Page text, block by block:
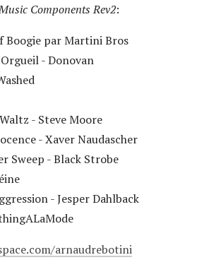
Components Rev2:
Boogie par Martini Bros
- Donovan
- Steve Moore
- Xaver Naudascher
Sweep - Black Strobe
- Jesper Dahlback
arnaudrebotini